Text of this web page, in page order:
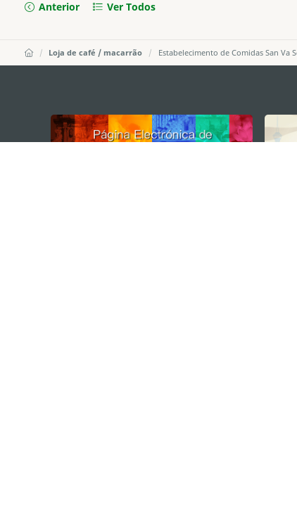
Anterior Ver Todos
Loja de café / macarrão Estabelecimento de Comidas San Va
external links